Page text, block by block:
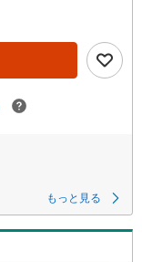
もっと見る